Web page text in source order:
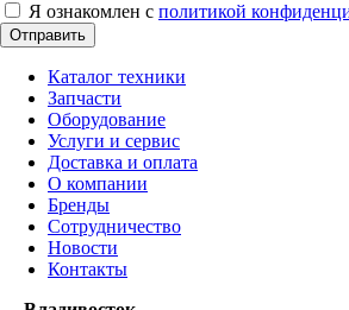
Я ознакомлен с политикой
Отправить
Каталог техники
Запчасти
Оборудование
Услуги и сервис
Доставка и оплата
О компании
Бренды
Сотрудничество
Новости
Контакты